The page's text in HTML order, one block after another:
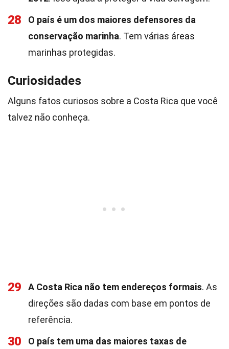
28
O país é um dos maiores defensores da
conservação marinha. Tem várias áreas
marinhas protegidas.
Curiosidades
Alguns fatos curiosos sobre a Costa Rica que você
talvez não conheça.
29 A Costa Rica não tem endereços formais. As
direções são dadas com base em pontos de
referência.
30
O país tem uma das maiores taxas de